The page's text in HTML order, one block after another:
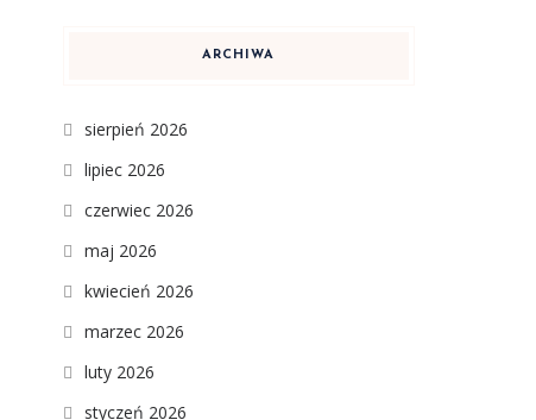
ARCHIWA
sierpień 2026
lipiec 2026
czerwiec 2026
maj 2026
kwiecień 2026
marzec 2026
luty 2026
styczeń 2026